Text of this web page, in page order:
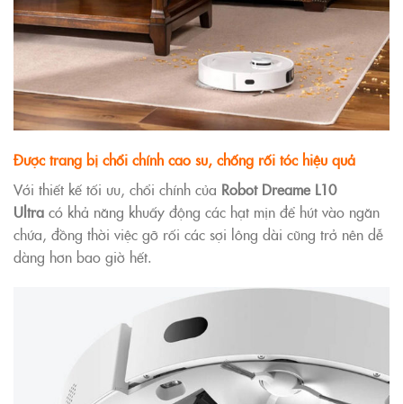
Được trang bị chổi chính cao su, chống rối tóc hiệu quả
Với thiết kế tối ưu, chổi chính của Robot Dreame L10
Ultra có khả năng khuấy động các hạt mịn để hút vào ngăn
chứa, đồng thời việc gỡ rối các sợi lông dài cũng trở nên dễ
dàng hơn bao giờ hết.